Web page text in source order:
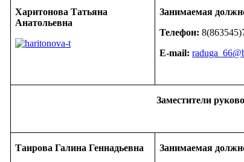
Харитонова Татьяна
Анатольевна
Занимаемая
Телефон:
E-mail:
Заместители
Таирова Галина Геннадьевна Занимаемая